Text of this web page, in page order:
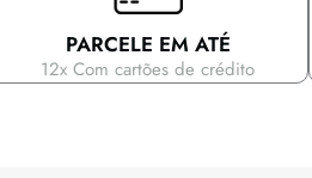
PARCELE EM ATÉ
12x Com cartões de crédito